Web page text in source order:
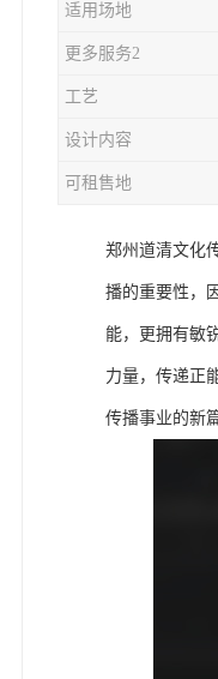
适用场地
更多服务2
工艺
设计内容
可租售地
郑州道清文化
播的重要性，
能，更拥有敏
力量，传递正
传播事业的新